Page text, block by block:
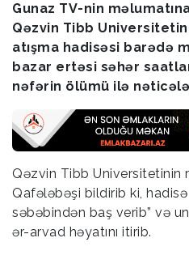
Gunaz TV-nin
Qəzvin Tibb
atışma hadisəsi barədə
bazar ertəsi səhər
nəfərin ölümü ilə
Qəzvin Tibb Universitetinin
Qafələbəşi bildirib ki,
səbəbindən baş verib” və
ər-arvad həyatını itirib.